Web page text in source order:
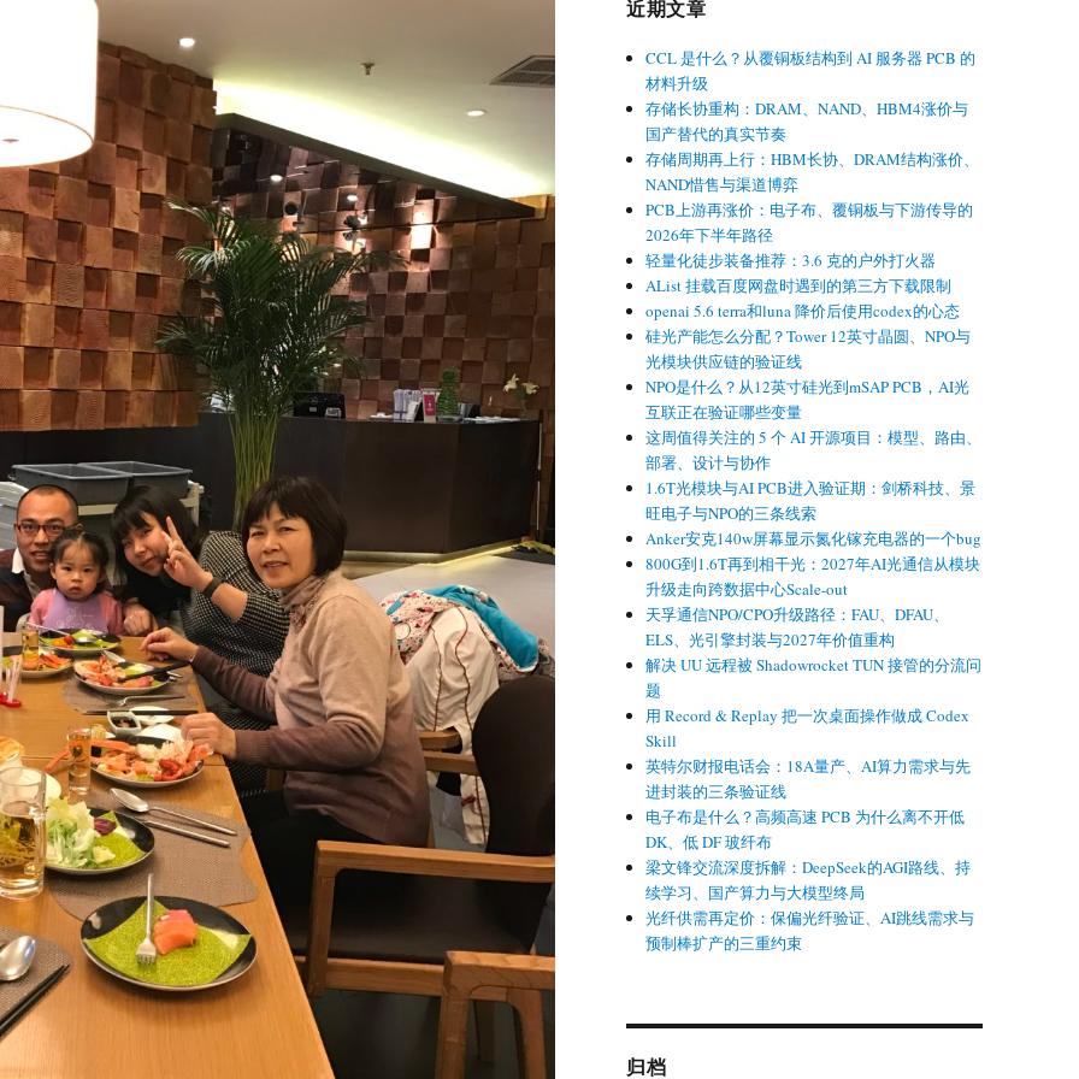
近期文章
CCL 是什么？从覆铜板结构到 AI 服务器 PCB 的
材料升级
存储长协重构：DRAM、NAND、HBM4涨价与
国产替代的真实节奏
存储周期再上行：HBM长协、DRAM结构涨价、
NAND惜售与渠道博弈
PCB上游再涨价：电子布、覆铜板与下游传导的
2026年下半年路径
轻量化徒步装备推荐：3.6 克的户外打火器
AList 挂载百度网盘时遇到的第三方下载限制
openai 5.6 terra和luna 降价后使用codex的心态
硅光产能怎么分配？Tower 12英寸晶圆、NPO与
光模块供应链的验证线
NPO是什么？从12英寸硅光到mSAP PCB，AI光
互联正在验证哪些变量
这周值得关注的 5 个 AI 开源项目：模型、路由、
部署、设计与协作
1.6T光模块与AI PCB进入验证期：剑桥科技、景
旺电子与NPO的三条线索
Anker安克140w屏幕显示氮化镓充电器的一个bug
800G到1.6T再到相干光：2027年AI光通信从模块
升级走向跨数据中心Scale-out
天孚通信NPO/CPO升级路径：FAU、DFAU、
ELS、光引擎封装与2027年价值重构
解决 UU 远程被 Shadowrocket TUN 接管的分流问
题
用 Record & Replay 把一次桌面操作做成 Codex
Skill
英特尔财报电话会：18A量产、AI算力需求与先
进封装的三条验证线
电子布是什么？高频高速 PCB 为什么离不开低
DK、低 DF 玻纤布
梁文锋交流深度拆解：DeepSeek的AGI路线、持
续学习、国产算力与大模型终局
光纤供需再定价：保偏光纤验证、AI跳线需求与
预制棒扩产的三重约束
归档